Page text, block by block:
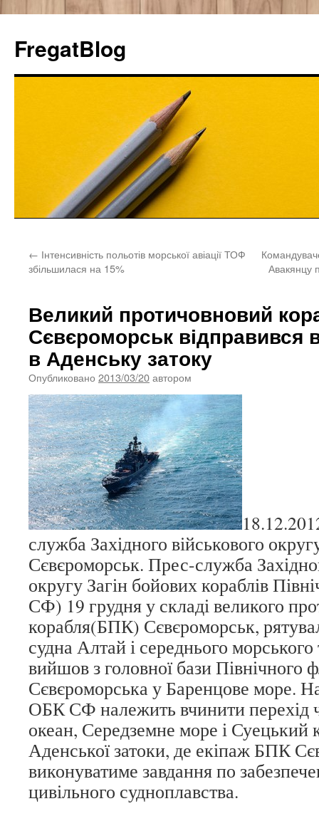
FregatBlog
← Інтенсивність польотів морської авіації ТОФ
збільшилася на 15%
Авакянцу
Великий протичовновий
Сєвєроморськ відправився
в Аденську затоку
Опубликовано 2013/03/20автором
служба Західного військового
Сєвєроморськ. Прес-служба
округу Загін бойових кораблів
СФ) 19 грудня у складі великого
корабля(БПК) Сєвєроморськ,
судна Алтай і середнього
вийшов з головної бази Північного
Сєвєроморська у Баренцове море.
ОБК СФ належить вчинити перехід
океан, Середземне море і Суецький
Аденської затоки, де екіпаж БПК
виконуватиме завдання по
цивільного судноплавства.